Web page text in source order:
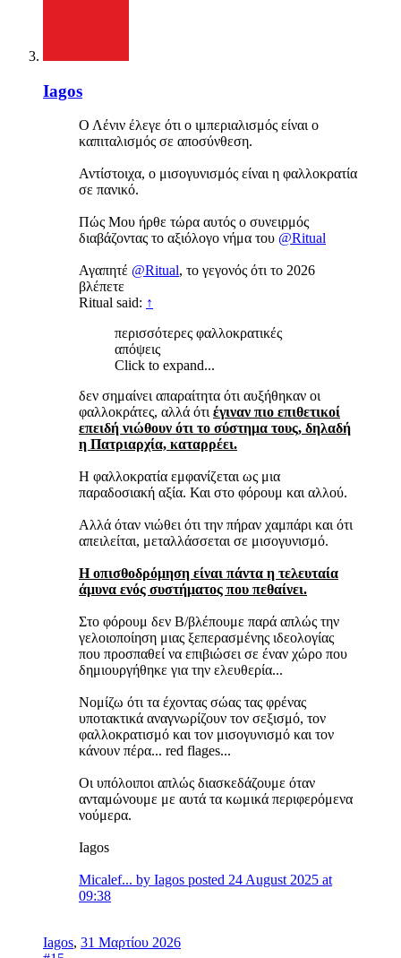
Iagos
Ο Λένιν έλεγε ότι ο ιμπεριαλισμός είναι ο
καπιταλισμός σε αποσύνθεση.
Αντίστοιχα, ο μισογυνισμός είναι η φαλλοκρατία
σε πανικό.
Πώς Μου ήρθε τώρα αυτός ο συνειρμός
διαβάζοντας το αξιόλογο νήμα του @Ritual
Αγαπητέ @Ritual, το γεγονός ότι το 2026
βλέπετε
Ritual said: ↑
περισσότερες φαλλοκρατικές
απόψεις
Click to expand...
δεν σημαίνει απαραίτητα ότι αυξήθηκαν οι
φαλλοκράτες, αλλά ότι έγιναν πιο επιθετικοί
επειδή νιώθουν ότι το σύστημα τους, δηλαδή
η Πατριαρχία, καταρρέει.
Η φαλλοκρατία εμφανίζεται ως μια
παραδοσιακή αξία. Και στο φόρουμ και αλλού.
Αλλά όταν νιώθει ότι την πήραν χαμπάρι και ότι
απειλείται, μεταλλάσσεται σε μισογυνισμό.
Η οπισθοδρόμηση είναι πάντα η τελευταία
άμυνα ενός συστήματος που πεθαίνει.
Στο φόρουμ δεν Β/βλέπουμε παρά απλώς την
γελοιοποίηση μιας ξεπερασμένης ιδεολογίας
που προσπαθεί να επιβιώσει σε έναν χώρο που
δημιουργήθηκε για την ελευθερία...
Νομίζω ότι τα έχοντας σώας τας φρένας
υποτακτικά αναγνωρίζουν τον σεξισμό, τον
φαλλοκρατισμό και τον μισογυνισμό και τον
κάνουν πέρα... red flages...
Οι υπόλοιποι απλώς διασκεδάζουμε όταν
ανταμώνουμε με αυτά τα κωμικά περιφερόμενα
νούμερα.
Iagos
Micalef... by Iagos posted 24 August 2025 at
09:38
Iagos, 31 Μαρτίου 2026